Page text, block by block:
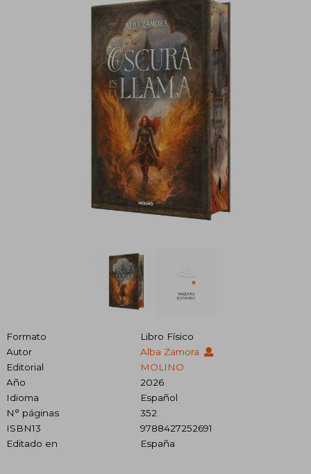
Formato
Libro Físico
Autor
Alba Zamora
Editorial
MOLINO
Año
2026
Idioma
Español
N° páginas
352
ISBN13
9788427252691
Editado en
España